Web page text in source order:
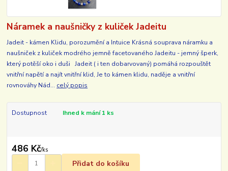
Náramek a naušničky z kuliček Jadeitu
Jadeit - kámen Klidu, porozumění a Intuice Krásná souprava náramku a
naušniček z kuliček modrého jemně facetovaného Jadeitu - jemný šperk,
který potěší oko i duši Jadeit ( i ten dobarvovaný) pomáhá rozpouštět
vnitřní napětí a najít vnitřní klid, Je to kámen klidu, naděje a vnitřní
rovnováhy Nád... celý popis
Dostupnost Ihned k mání 1 ks
486 Kč/ks
Přidat do košíku